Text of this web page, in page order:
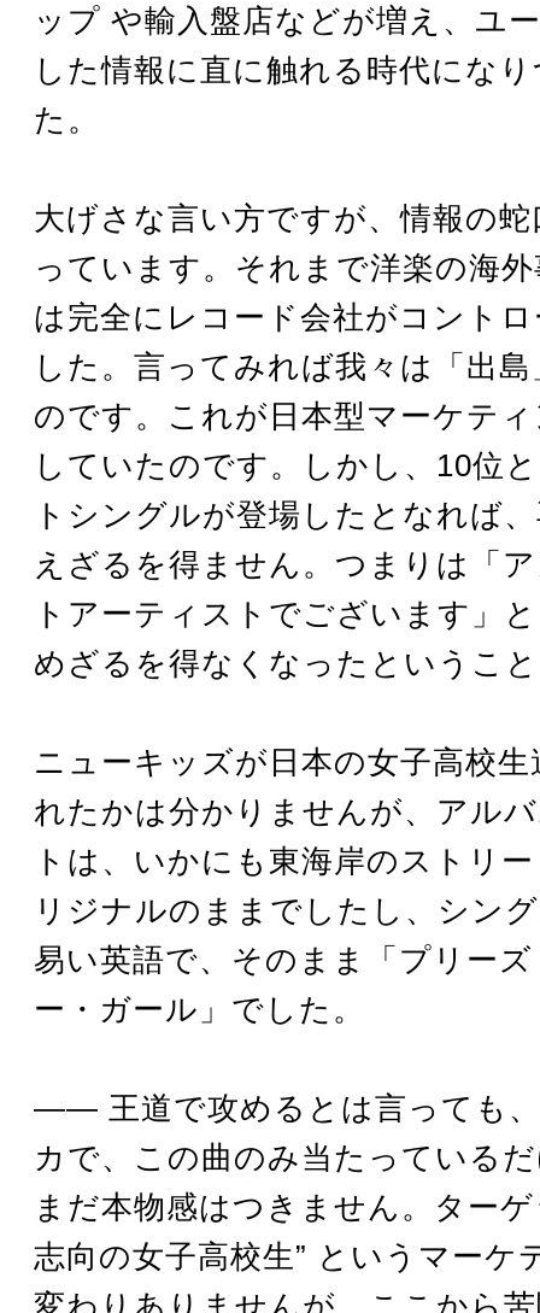
ップ や輸入盤店などが増え、ユ
した情報に直に触れる時代にな
た。
大げさな言い方ですが、情報の
っています。それまで洋楽の海
は完全にレコード会社がコント
した。言ってみれば我々は「出
のです。これが日本型マーケテ
していたのです。しかし、10位
トシングルが登場したとなれば
えざるを得ません。つまりは「
トアーティストでございます」
めざるを得なくなったというこ
ニューキッズが日本の女子高校
れたかは分かりませんが、アル
トは、いかにも東海岸のストリ
リジナルのままでしたし、シン
易い英語で、そのまま「プリー
ー・ガール」でした。
―― 王道で攻めるとは言っても
カで、この曲のみ当たっている
まだ本物感はつきません。ター
志向の女子高校生” というマーケ
変わりありませんが、ここから